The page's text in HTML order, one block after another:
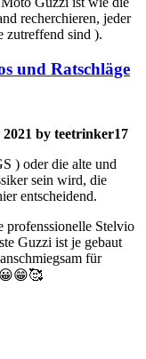
recherchieren, jeder
zutreffend sind ).
und Ratschläge
by teetrinker17
) oder die alte und
sein wird, die
entscheidend.
profenssionelle Stelvio
Guzzi ist je gebaut
für
😀😁🥰